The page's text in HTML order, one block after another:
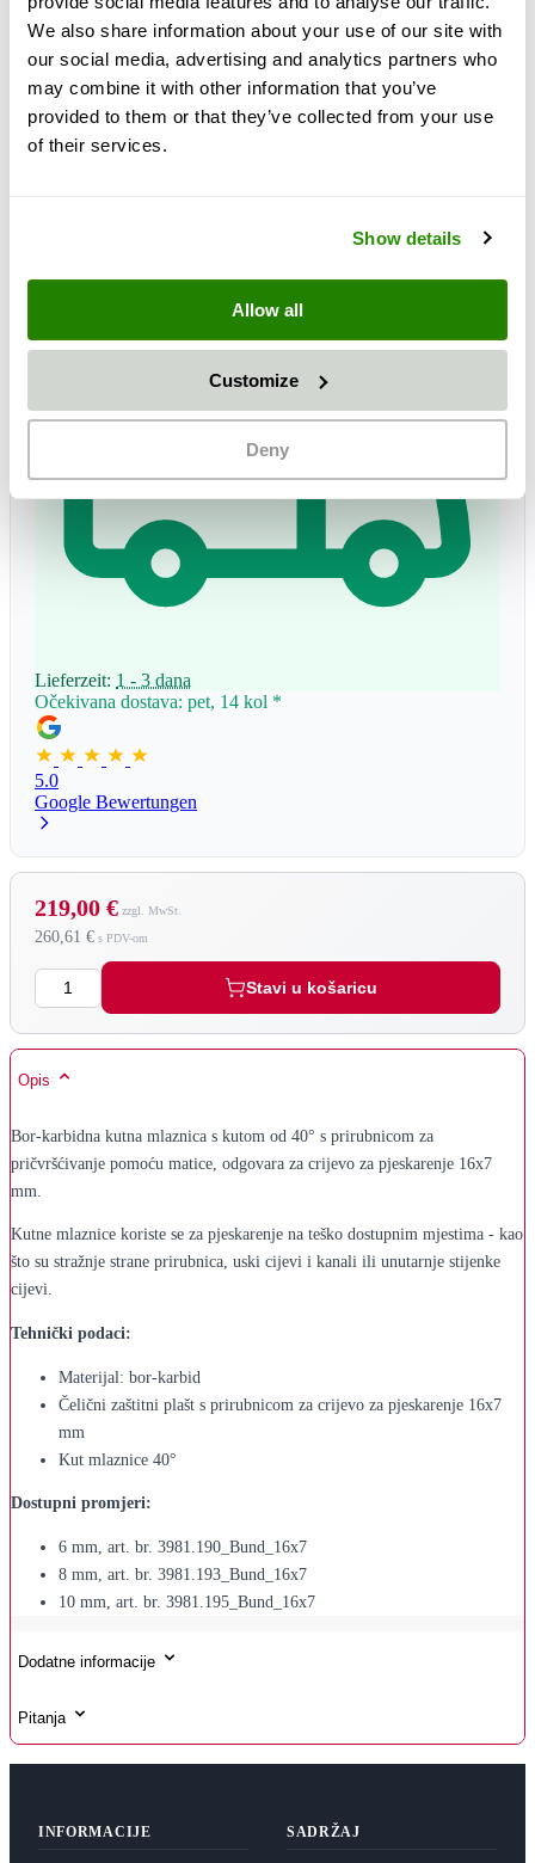
We also share information about your use of our site with
our social media, advertising and analytics partners who
may combine it with other information that you’ve
provided to them or that they’ve collected from your use
of their services.
Show details
Allow all
Customize
Deny
Na zalihi
SKU 3981.195_Bund_16x7
Lieferzeit: 1 - 3 dana
Očekivana dostava: pet, 14 kol *
5.0
Google Bewertungen
260,61 €
219,00 €
Količina
Stavi u košaricu
Opis
Bor-karbidna kutna mlaznica s kutom od 40° s prirubnicom za
pričvršćivanje pomoću matice, odgovara za crijevo za pjeskarenje 16x7
mm.
Kutne mlaznice koriste se za pjeskarenje na teško dostupnim mjestima - kao
što su stražnje strane prirubnica, uski cijevi i kanali ili unutarnje stijenke
cijevi.
Tehnički podaci:
Materijal: bor-karbid
Čelični zaštitni plašt s prirubnicom za crijevo za pjeskarenje 16x7
mm
Kut mlaznice 40°
Dostupni promjeri:
6 mm, art. br. 3981.190_Bund_16x7
8 mm, art. br. 3981.193_Bund_16x7
10 mm, art. br. 3981.195_Bund_16x7
Dodatne informacije
Pitanja
INFORMACIJE SADRŽAJ